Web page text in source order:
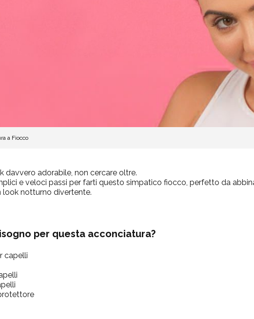
a Fiocco
davvero adorabile, non cercare oltre.
e veloci passi per farti questo simpatico fiocco, perfetto da
look notturno divertente.
per questa acconciatura?
capelli